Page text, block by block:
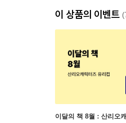
이 상품의 이벤트
이달의 책 8월 : 산리오